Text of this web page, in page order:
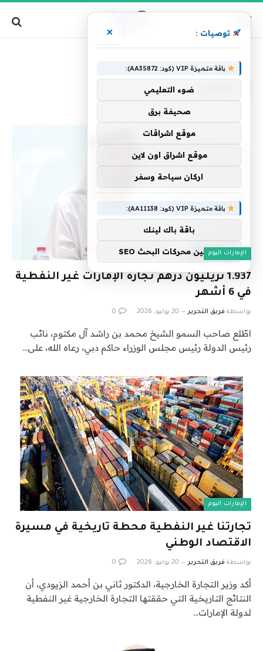
الإمارات اليوم
1.937 تريليون درهم تجارة الإمارات غير النفطية
في 6 أشهر
بواسطة فريق التحرير 20 يوليو، 2026 0
اطّلع صاحب السمو الشيخ محمد بن راشد آل مكتوم، نائب
رئيس الدولة رئيس مجلس الوزراء حاكم دبي، رعاه الله، على…
الإمارات اليوم
تجارتنا غير النفطية محطة تاريخية في مسيرة
الاقتصاد الوطني
بواسطة فريق التحرير 20 يوليو، 2026 0
أكد وزير التجارة الخارجية، الدكتور ثاني بن أحمد الزيودي، أن
النتائج التاريخية التي حققتها التجارة الخارجية غير النفطية
لدولة الإمارات…
توصيات : ×
باقة متميزة VIP (كود: AA35872):
ضوء التعليمي
صحيفة برق
موقع اشراقات
موقع اشراق اون لاين
اركان سياحة وسفر
باقة متميزة VIP (كود: AA11138):
باقة باك لينك
تحسين محركات البحث SEO